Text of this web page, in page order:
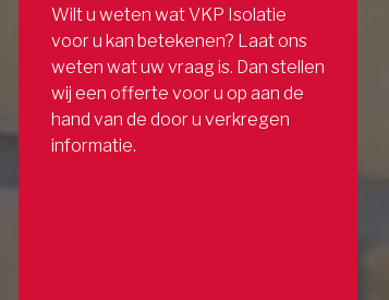
Wilt u weten wat VKP Isolatie
voor u kan betekenen? Laat ons
weten wat uw vraag is. Dan stellen
wij een offerte voor u op aan de
hand van de door u verkregen
informatie.